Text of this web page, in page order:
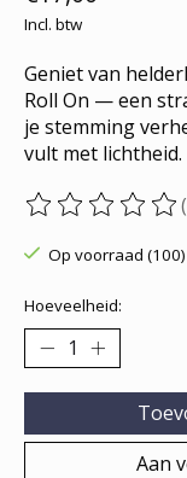
Incl. btw
Geniet van
Roll On — een
je stemming
vult met lichtheid.
De beoordeling
Op voorraad (100)
Hoeveelheid:
Aan